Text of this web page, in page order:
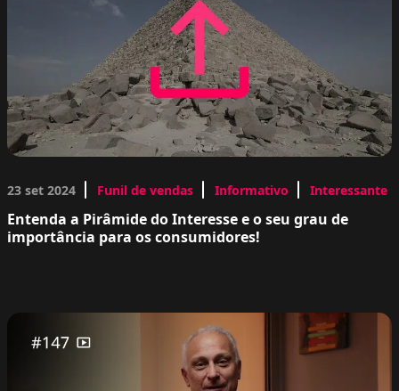
23 set 2024 Funil de vendas Informativo Interessante
Entenda a Pirâmide do Interesse e o seu grau de
importância para os consumidores!